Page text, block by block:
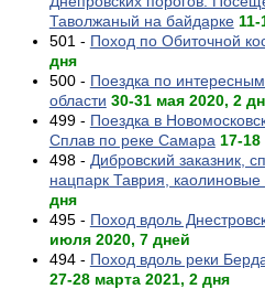
Таволжаный на байдарке
501 - Поход по Обиточной
дня
500 - Поездка по
области 30-31 мая 2020, 2
499 - Поездка в
Сплав по реке Самара 17-
498 - Дибровский заказник,
нацпарк Таврия, каолиновые
дня
495 - Поход вдоль
июля 2020, 7 дней
494 - Поход вдоль реки
27-28 марта 2021, 2 дня